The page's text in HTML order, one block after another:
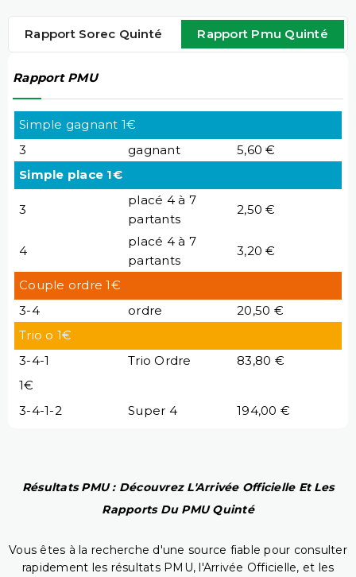
Rapport Sorec Quinté Rapport Pmu Quinté
Rapport PMU
Simple gagnant 1€
3
gagnant
5,60 €
Simple place 1€
3
placé 4 à 7
partants
2,50 €
4
placé 4 à 7
partants
3,20 €
Couple ordre 1€
3-4
ordre
20,50 €
Trio o 1€
3-4-1
Trio Ordre
83,80 €
1€
3-4-1-2
Super 4 194,00 €
Résultats PMU : Découvrez L'Arrivée Officielle Et Les
Rapports Du PMU Quinté
Vous êtes à la recherche d'une source fiable pour consulter
rapidement les résultats PMU, l'Arrivée Officielle, et les